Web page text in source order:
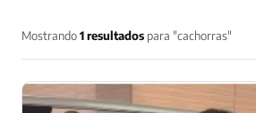
Mostrando1 resultados para "cachorras"